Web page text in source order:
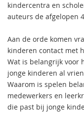
kindercentra en
auteurs de afgelopen
Aan de orde komen
kinderen contact met
Wat is belangrijk voor
jonge kinderen al
Waarom is spelen
medewerkers en
die past bij jonge